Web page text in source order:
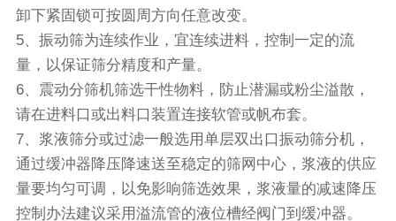
卸下紧固锁可按圆周方向任意改变。
5、 振动筛为连续作业，宜连续进料，控制一定的流
量，以保证筛分精度和产量。
6、 震动分筛机筛选干性物料，防止潜漏或粉尘溢散，
请在进料口或出料口装置连接软管或帆布套。
7、浆液筛分或过滤一般选用单层双出口振动筛分机，
通过缓冲器降压降速送至稳定的筛网中心，浆液的供应
量要均匀可调，以免影响筛选效果，浆液量的减速降压
控制办法建议采用溢流管的液位槽经阀门到缓冲器。